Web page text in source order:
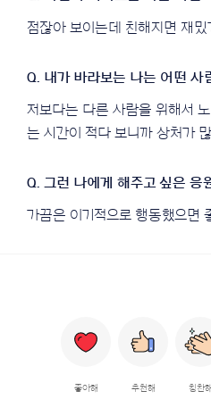
점잖아 보이는데 친해지면 재밌
저보다는 다른 사람을 위해서
는 시간이 적다 보니까 상처가
가끔은 이기적으로 행동했으면
좋아해 추천해 칭찬해